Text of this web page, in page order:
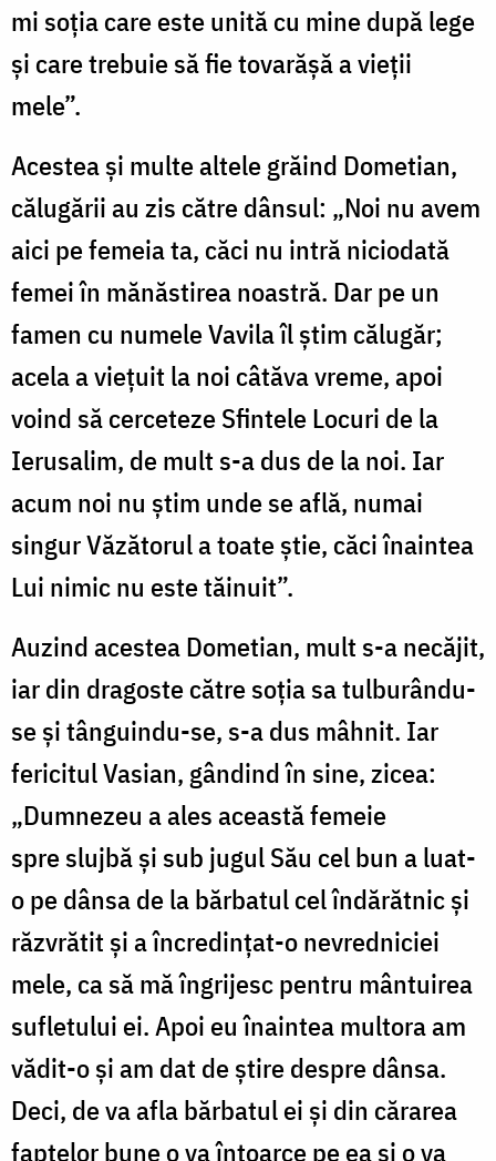
mi soția care este unită cu mine după lege
și care trebuie să fie tovarășă a vieții
mele”.
Acestea și multe altele grăind Dometian,
călugării au zis către dânsul: „Noi nu avem
aici pe femeia ta, căci nu intră niciodată
femei în mănăstirea noastră. Dar pe un
famen cu numele Vavila îl știm călugăr;
acela a viețuit la noi câtăva vreme, apoi
voind să cerceteze Sfintele Locuri de la
Ierusalim, de mult s-a dus de la noi. Iar
acum noi nu știm unde se află, numai
singur Văzătorul a toate știe, căci înaintea
Lui nimic nu este tăinuit”.
Auzind acestea Dometian, mult s-a necăjit,
iar din dragoste către soția sa tulburându-
se și tânguindu-se, s-a dus mâhnit. Iar
fericitul Vasian, gândind în sine, zicea:
„Dumnezeu a ales această femeie
spre slujbă și sub jugul Său cel bun a luat-
o pe dânsa de la bărbatul cel îndărătnic și
răzvrătit și a încredințat-o nevredniciei
mele, ca să mă îngrijesc pentru mântuirea
sufletului ei. Apoi eu înaintea multora am
vădit-o și am dat de știre despre dânsa.
Deci, de va afla bărbatul ei și din cărarea
faptelor bune o va întoarce pe ea și o va